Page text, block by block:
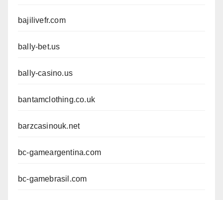
bajilivefr.com
bally-bet.us
bally-casino.us
bantamclothing.co.uk
barzcasinouk.net
bc-gameargentina.com
bc-gamebrasil.com